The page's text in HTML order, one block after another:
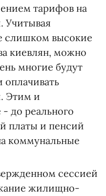
тарифов на
Учитывая
слишком высокие
киевлян, можно
многие будут
оплачивать
Этим и
до реального
платы и пенсий
коммунальные
сессией
жилищно-